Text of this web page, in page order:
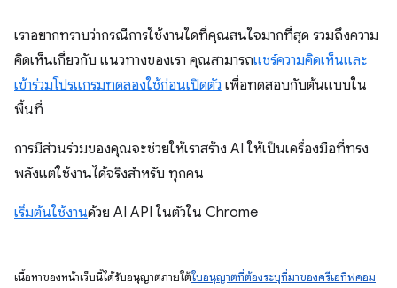
เราอยากทราบว่ากรณีการใช้งานใดที่คุณสนใจมากที่สุด รวมถึงความ
คิดเห็นเกี่ยวกับ แนวทางของเรา คุณสามารถแชร์ความคิดเห็นและ
เข้าร่วมโปรแกรมทดลองใช้ก่อนเปิดตัว เพื่อทดสอบกับต้นแบบใน
พื้นที่
การมีส่วนร่วมของคุณจะช่วยให้เราสร้าง AI ให้เป็นเครื่องมือที่ทรง
พลังแต่ใช้งานได้จริงสำหรับ ทุกคน
เริ่มต้นใช้งานด้วย AI API ในตัวใน Chrome
เนื้อหาของหน้าเว็บนี้ได้รับอนุญาตภายใต้ใบอนุญาตที่ต้องระบุที่มาของครีเอทีฟคอม